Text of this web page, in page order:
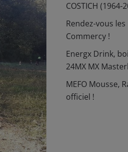
COSTICH (1964-
Rendez-vous
Commercy !
Energx Drink,
24MX MX
MEFO Mousse,
officiel !